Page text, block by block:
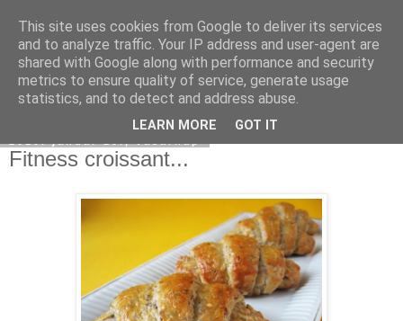
Moha Konyha
Fitness croissant...
This site uses cookies from Google to deliver its services
and to analyze traffic. Your IP address and user-agent are
shared with Google along with performance and security
metrics to ensure quality of service, generate usage
statistics, and to detect and address abuse.
LEARN MORE GOT IT